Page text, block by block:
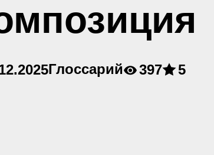
Глоссарий 397 5